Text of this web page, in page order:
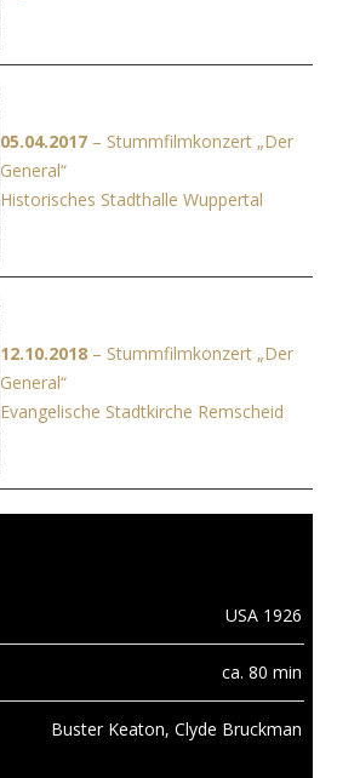
05.04.2017 – Stummfilmkonzert „Der
General“
Historisches Stadthalle Wuppertal
12.10.2018 – Stummfilmkonzert „Der
General“
Evangelische Stadtkirche Remscheid
USA 1926
ca. 80 min
Buster Keaton, Clyde Bruckman